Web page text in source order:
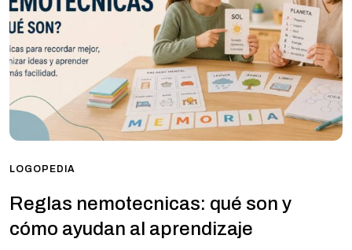
LOGOPEDIA
Reglas nemotecnicas: qué son y
cómo ayudan al aprendizaje